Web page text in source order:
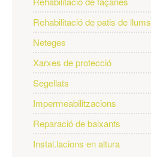
Rehabilitació de patis de llums
Neteges
Xarxes de protecció
Segellats
Impermeabilitzacions
Reparació de baixants
Instal.lacions en altura